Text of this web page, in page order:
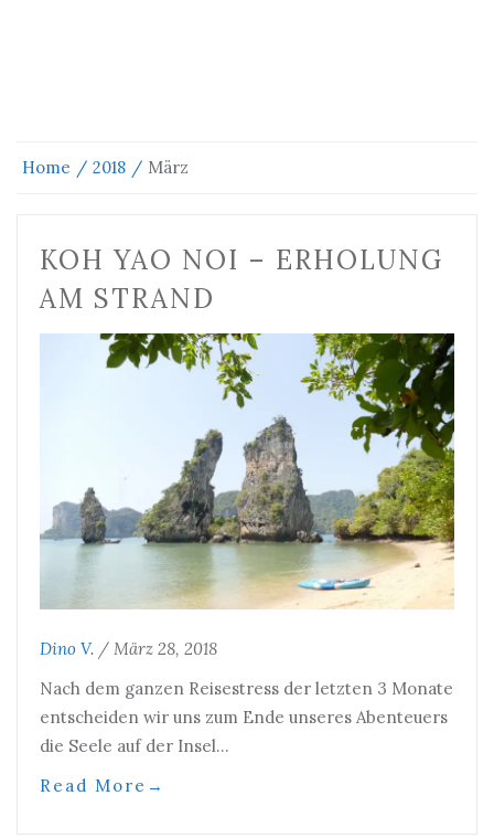
Home 2018 März
KOH YAO NOI – ERHOLUNG
AM STRAND
Dino V. / März 28, 2018
Nach dem ganzen Reisestress der letzten 3 Monate
entscheiden wir uns zum Ende unseres Abenteuers
die Seele auf der Insel…
Read More →